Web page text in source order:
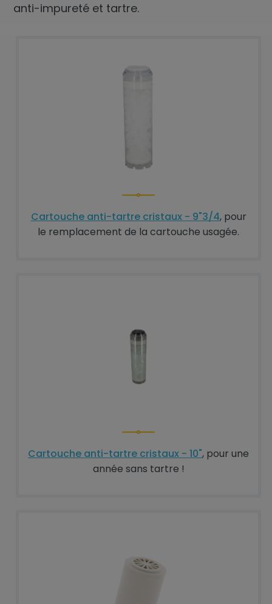
anti-impureté et tartre.
Cartouche anti-tartre cristaux - 9"3/4, pour
le remplacement de la cartouche usagée.
Cartouche anti-tartre cristaux - 10", pour une
année sans tartre !